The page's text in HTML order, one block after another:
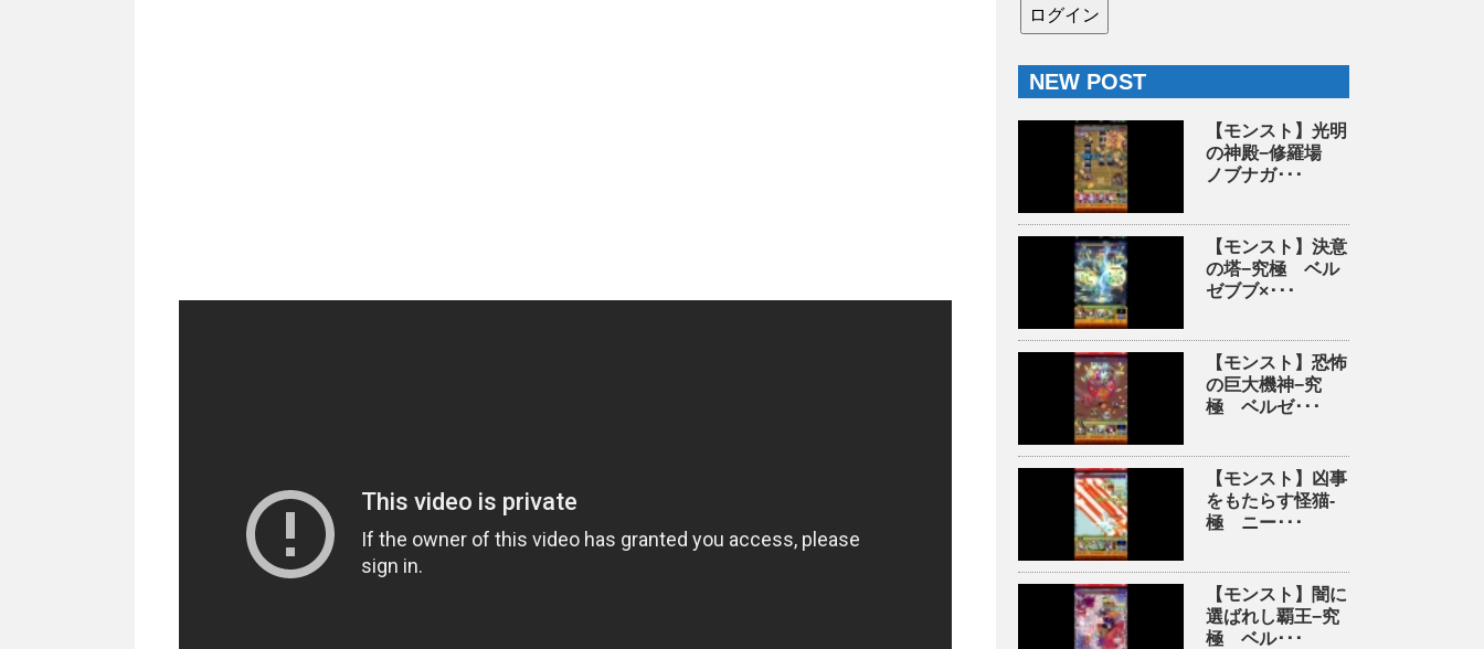
NEW POST
【モンスト】光明
の神殿−修羅場
ノブナガ･･･
【モンスト】決意
の塔−究極 ベル
ゼブブ×･･･
【モンスト】恐怖
の巨大機神−究
極 ベルゼ･･･
【モンスト】凶事
をもたらす怪猫-
極 ニー･･･
【モンスト】闇に
選ばれし覇王−究
極 ベル･･･